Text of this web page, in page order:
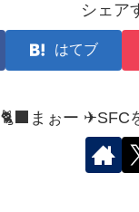
シェア
はてブ
🐈‍⬛まぉー ✈︎SFC